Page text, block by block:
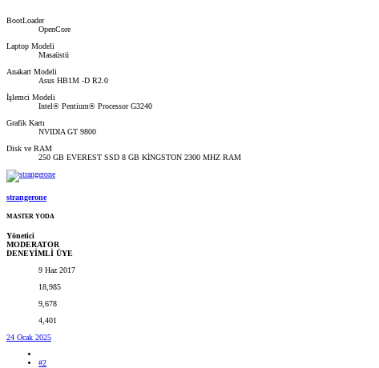
BootLoader
OpenCore
Laptop Modeli
Masaüstü
Anakart Modeli
Asus HB1M -D R2.0
İşlemci Modeli
Intel® Pentium® Processor G3240
Grafik Kartı
NVIDIA GT 9800
Disk ve RAM
250 GB EVEREST SSD 8 GB KİNGSTON 2300 MHZ RAM
strangerone
MASTER YODA
Yönetici
MODERATOR
DENEYİMLİ ÜYE
9 Haz 2017
18,985
9,678
4,401
24 Ocak 2025
#2